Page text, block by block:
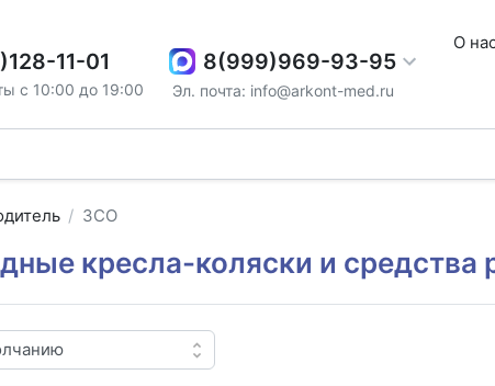
11-01
с 10:00 до 19:00
8(999)969-93-95
Эл. почта: info@arkont-med.ru
О
ЗСО
кресла-коляски и средства